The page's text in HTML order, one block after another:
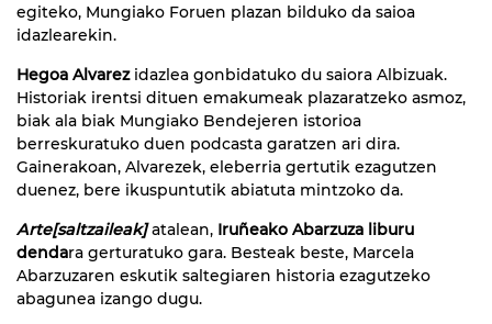
egiteko, Mungiako Foruen plazan bilduko da saioa
idazlearekin.
Hegoa Alvarezidazlea gonbidatuko du saiora Albizuak.
Historiak irentsi dituen emakumeak plazaratzeko asmoz,
biak ala biak Mungiako Bendejeren istorioa
berreskuratuko duen podcasta garatzen ari dira.
Gainerakoan, Alvarezek, eleberria gertutik ezagutzen
duenez, bere ikuspuntutik abiatuta mintzoko da.
Arte[saltzaileak]atalean, Iruñeako Abarzuza liburu
dendara gerturatuko gara. Besteak beste, Marcela
Abarzuzaren eskutik saltegiaren historia ezagutzeko
abagunea izango dugu.